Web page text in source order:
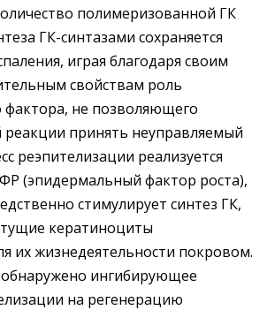
полимеризованной ГК
ГК-синтазами сохраняется
играя благодаря своим
свойствам роль
не позволяющего
реакции принять неуправляемый
реэпителизации реализуется
(эпидермальный фактор роста),
стимулирует синтез ГК,
кератиноциты
их жизнедеятельности покровом.
ингибирующее
на регенерацию